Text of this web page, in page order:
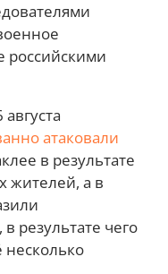
российскими
августа
атаковали
в результате
жителей, а в
результате чего